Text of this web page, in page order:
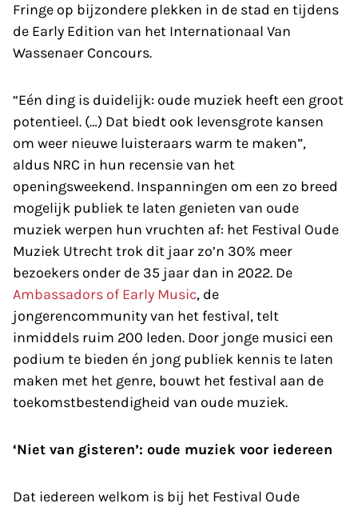
Fringe op bijzondere plekken in de stad en tijdens
de Early Edition van het Internationaal Van
Wassenaer Concours.
“Eén ding is duidelijk: oude muziek heeft een groot
potentieel. (…) Dat biedt ook levensgrote kansen
om weer nieuwe luisteraars warm te maken”,
aldus NRC in hun recensie van het
openingsweekend. Inspanningen om een zo breed
mogelijk publiek te laten genieten van oude
muziek werpen hun vruchten af: het Festival Oude
Muziek Utrecht trok dit jaar zo’n 30% meer
bezoekers onder de 35 jaar dan in 2022. De
Ambassadors of Early Music, de
jongerencommunity van het festival, telt
inmiddels ruim 200 leden. Door jonge musici een
podium te bieden én jong publiek kennis te laten
maken met het genre, bouwt het festival aan de
toekomstbestendigheid van oude muziek.
‘Niet van gisteren’: oude muziek voor iedereen
Dat iedereen welkom is bij het Festival Oude